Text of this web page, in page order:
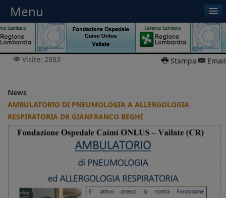
Stampa Email
Visite: 2883
News
AMBULATORIO DI PNEUMOLOGIA A ALLERGOLOGIA
RESPIRATORIA DR GIANFRANCO BEGHI
Menu
Menu